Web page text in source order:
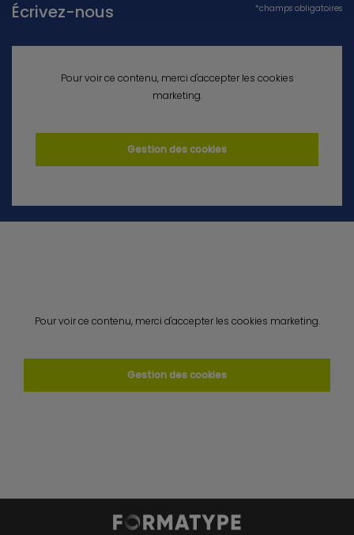
Écrivez-nous *champs obligatoires
Pour voir ce contenu, merci d'accepter les cookies
marketing.
Gestion des cookies
Pour voir ce contenu, merci d'accepter les cookies marketing.
Gestion des cookies